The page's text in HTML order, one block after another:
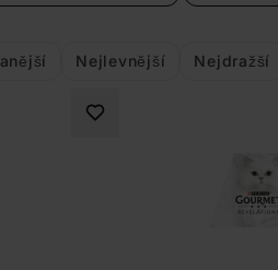
Nejlevnější Nejdražší